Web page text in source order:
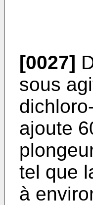
[0027]
sous
ajoute
tel que
à